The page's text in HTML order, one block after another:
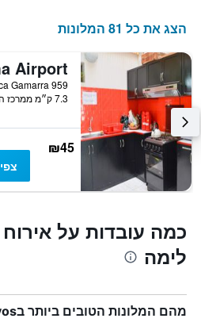
כולל
ציר
המציג
את
מחיר
הממוצע
של
חדר
הצג את כל 81 המלונות
7.3 ק״מ ממרכז העיר
₪45
לימה
מהם המלונות הטובים ביותר בLos Olivos?